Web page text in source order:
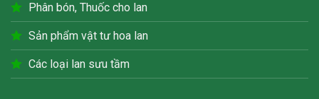
Phân bón, Thuốc cho lan
Sản phẩm vật tư hoa lan
Các loại lan sưu tầm